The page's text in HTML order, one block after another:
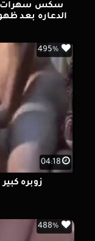
سكس سهرات
الدعاره بعد
04:18
495%
زوبره
488%